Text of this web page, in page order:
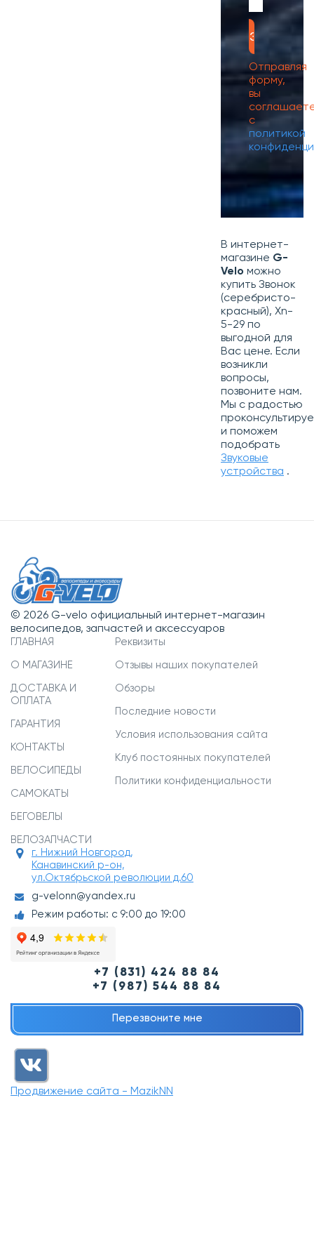
Отправляя
форму,
вы
с
политикой
В интернет-
магазине G-
Velo можно
купить Звонок
(серебристо-
красный), Xn-
5-29 по
выгодной для
Вас цене. Если
возникли
вопросы,
позвоните нам.
Мы с радостью
и поможем
подобрать
Звуковые
устройства .
© 2026 G-velo официальный интернет-магазин
велосипедов, запчастей и аксессуаров
ГЛАВНАЯ
О МАГАЗИНЕ
ДОСТАВКА И
ОПЛАТА
ГАРАНТИЯ
КОНТАКТЫ
ВЕЛОСИПЕДЫ
САМОКАТЫ
БЕГОВЕЛЫ
ВЕЛОЗАПЧАСТИ
Реквизиты
Отзывы наших покупателей
Обзоры
Последние новости
Условия использования сайта
Клуб постоянных покупателей
Политики конфиденциальности
г. Нижний Новгород,
Канавинский р-он,
ул.Октябрьской революции д.60
g-velonn@yandex.ru
Режим работы: с 9:00 до 19:00
+7 (831) 424 88 84
+7 (987) 544 88 84
Перезвоните мне
Продвижение сайта - MazikNN